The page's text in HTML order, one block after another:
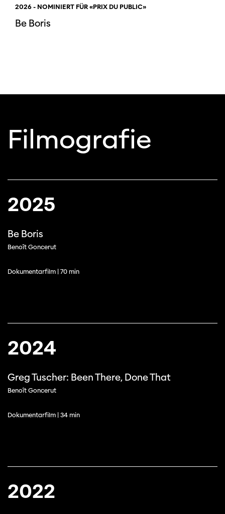
2026 - NOMINIERT FÜR «PRIX DU PUBLIC»
Be Boris
Filmografie
2025
Be Boris
Benoît Goncerut
Dokumentarfilm | 70 min
2024
Greg Tuscher: Been There, Done That
Benoît Goncerut
Dokumentarfilm | 34 min
2022